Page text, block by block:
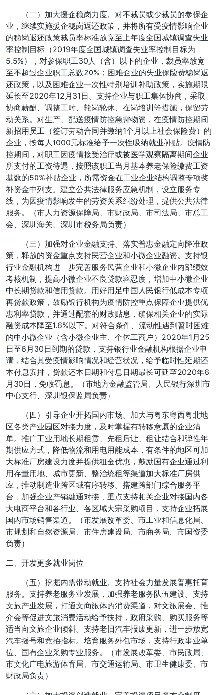
（二）加大援企稳岗力度。对不裁员或少裁员的参保企
业，继续实施援企稳岗返还政策，并将所有受疫情影响企业
的稳岗返还政策裁员率标准放宽至上年度全国城镇调查失业
率控制目标（2019年度全国城镇调查失业率控制目标为
5.5%），对参保职工30人（含）以下的企业，裁员率放宽
至不超过企业职工总数20%；困难企业的失业保险费稳岗返
还政策，以及困难企业一次性特别培训补助政策，实施期限
延长至2020年12月31日。支持企业与职工集体协商，采取
协商薪酬、调整工时、轮岗轮休、在岗培训等措施，保留劳
动关系。对生产、配送疫情防控急需物资，在疫情防控期间
新招用员工（签订劳动合同并缴纳1个月以上社会保险费）的
企业，按每人1000元标准给予一次性吸纳就业补贴。疫情防
控期间，对职工因疫情接受治疗或被医学观察隔离期间企业
所支付的工资待遇，按照该职工当月基本养老保险缴费工资
基数的50%补贴企业，所需资金在工业企业结构调整专项奖
补资金中列支。建立公共法律服务应急机制，设立服务专
线，为因疫情影响发生的劳资关系纠纷处理，提供公共法律
服务。（市人力资源保障局、市财政局、市司法局、市总工
会、深圳海关、深圳市税务局负责）
（三）加强对企业金融支持。落实普惠金融定向降准政
策，释放的资金重点支持民营企业和小微企业融资。支持银
行业金融机构进一步完善服务民营企业和小微企业内部绩效
考核机制，提高小微企业不良贷款容忍度，增加中小微企业
中长期贷款和信用贷款。用好用足中国人民银行低成本专项
再贷款政策，鼓励银行机构为疫情防控重点保障企业提供优
惠利率贷款，并通过配套的财政贴息，确保相关企业的实际
融资成本降至1.6%以下。对符合条件、流动性遇到暂时困难
的中小微企业（含小微企业主、个体工商户）2020年1月25
日至6月30日到期的贷款，支持银行业金融机构根据企业申
请，结合其受疫情影响情况和经营状况，给予临时性延期还
本付息安排，贷款还本日期和付息日期最长可延至2020年6
月30日，免收罚息。（市地方金融监管局、人民银行深圳市
中心支行、深圳银保监局负责）
（四）引导企业开拓国内市场。加大与粤东粤西粤北地
区各类产业园区对接力度，及时掌握有转移意愿的企业清
单。推广工业用地长期租赁、先租后让、租让结合和弹性年
期供应方式，降低物流和用电用能成本，有条件的地区可加
大标准厂房建设力度并提供租金优惠，鼓励国有企业通过利
用存量用地、城市更新、整治统租等渠道加大标准厂房供
应，推动制造业跨区域有序转移。搭建跨部门综合服务平
台，加强企业产销融通对接，重点支持相关企业对接国内各
大电商平台和各行业、各区域大宗采购项目，支持企业拓展
国内市场销售渠道。（市发展改革委、市工业和信息化局、
市规划和自然资源局、市住房建设局、市商务局、市国资委
负责）
二、开发更多就业岗位
（五）挖掘内需带动就业。支持社会力量发展普惠托育
服务。支持养老服务业发展，加强养老服务队伍建设。支持
文旅产业发展，打通文商旅体的消费渠道，对文旅展会、推
介会等促进文旅消费活动给予扶持，政府采购、购买服务等
适当向文旅企业倾斜。支持老旧汽车报废更新，进一步放宽
汽车摇号和竞拍指标。培育服务外包市场，支持行政事业单
位、国有企业采购专业服务。（市发展改革委、市民政局、
市文化广电旅游体育局、市交通运输局、市卫生健康委、市
财政局负责）